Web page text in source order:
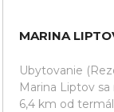
MARINA
Ubytovanie
Marina Liptov
6,4 km od